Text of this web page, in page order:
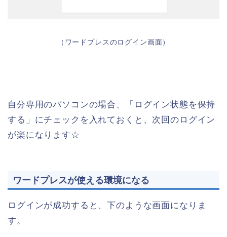
（ワードプレスのログイン画面）
自分専用のパソコンの場合、「ログイン状態を保持
する」にチェックを入れておくと、次回のログイン
が楽になります☆
ワードプレスが使える環境になる
ログインが成功すると、下のような画面になりま
す。